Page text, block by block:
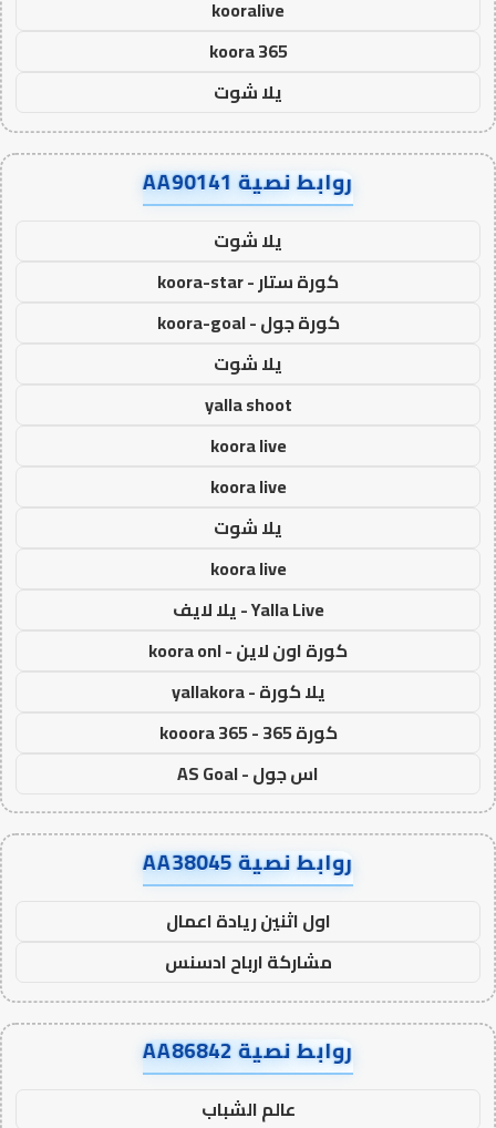
kooralive
koora 365
يلا شوت
روابط نصية AA90141
يلا شوت
كورة ستار - koora-star
كورة جول - koora-goal
يلا شوت
yalla shoot
koora live
koora live
يلا شوت
koora live
Yalla Live - يلا لايف
كورة اون لاين - koora onl
يلا كورة - yallakora
كورة 365 - kooora 365
اس جول - AS Goal
روابط نصية AA38045
اول اثنين ريادة اعمال
مشاركة ارباح ادسنس
روابط نصية AA86842
عالم الشباب